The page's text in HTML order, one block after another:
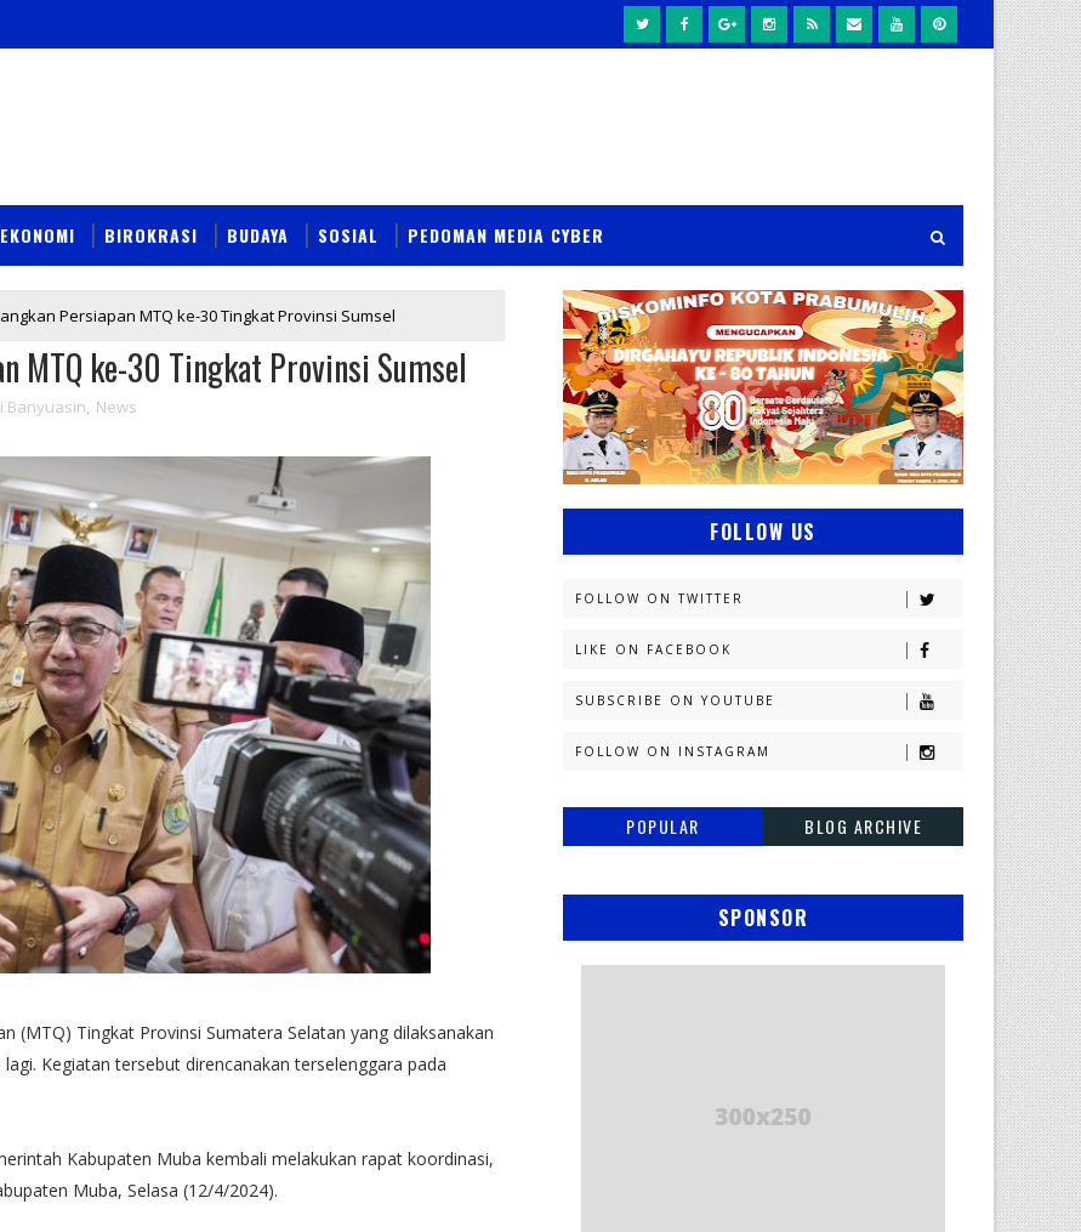
EKONOMI BIROKRASI BUDAYA SOSIAL PEDOMAN MEDIA CYBER
Persiapan MTQ ke-30 Tingkat Provinsi Sumsel
MTQ ke-30 Tingkat Provinsi Sumsel
Banyuasin, News
(MTQ) Tingkat Provinsi Sumatera Selatan yang dilaksanakan
Kegiatan tersebut direncanakan terselenggara pada
Kabupaten Muba kembali melakukan rapat koordinasi,
Muba, Selasa (12/4/2024).
FOLLOW US
FOLLOW ON TWITTER
LIKE ON FACEBOOK
SUBSCRIBE ON YOUTUBE
FOLLOW ON INSTAGRAM
POPULAR BLOG ARCHIVE
SPONSOR